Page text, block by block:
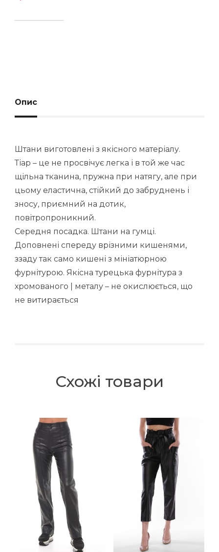
Опис
Штани виготовлені з якісного матеріалу.
Тіар – це не просвічує легка і в той же час
щільна тканина, пружна при натягу, але при
цьому еластична, стійкий до забруднень і
зносу, приємний на дотик,
повітропроникний.
Середня посадка. Штани на гумці.
Доповнені спереду врізними кишенями,
ззаду так само кишені з мініатюрною
фурнітурою. Якісна турецька фурнітура з
хромованого | металу – не окислюється, що
не витирається
Схожі товари